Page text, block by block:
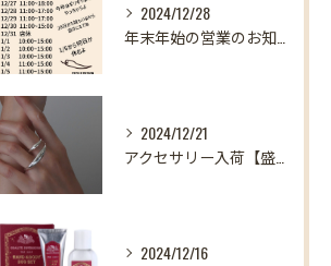
2024/12/28
2024/12/21
2024/12/16